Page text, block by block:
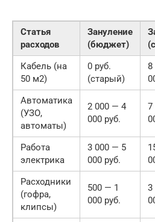
Статья
расходов
Зануление
(бюджет)
Кабель (на
50 м2)
0 руб.
(старый)
Автоматика
(УЗО,
автоматы)
2 000 — 4
000 руб.
7
Работа
электрика
3 000 — 5
000 руб.
Расходники
(гофра,
клипсы)
500 — 1
000 руб.
3